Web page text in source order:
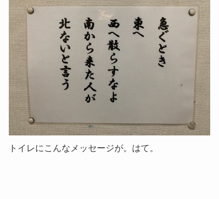
トイレにこんなメッセージが。はて。